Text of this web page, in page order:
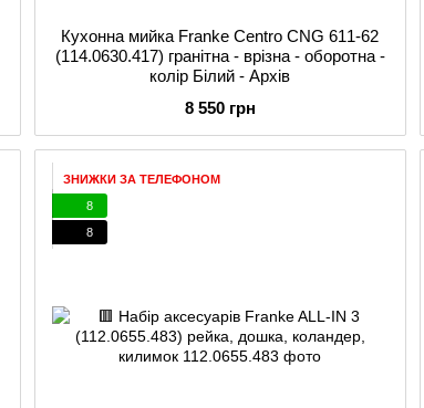
Кухонна мийка Franke Centro CNG 611-62
(114.0630.417) гранітна - врізна - оборотна -
колір Білий - Архів
8 550 грн
ЗНИЖКИ ЗА ТЕЛЕФОНОМ
8
8